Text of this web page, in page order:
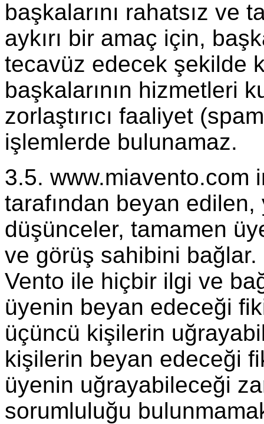
başkalarını rahatsız ve
aykırı bir amaç için,
tecavüz edecek şekilde
başkalarının hizmetleri
zorlaştırıcı faaliyet
işlemlerde bulunamaz.
3.5. www.miavento.com
tarafından beyan edilen,
düşünceler, tamamen
ve görüş sahibini
Vento ile hiçbir ilgi ve
üyenin beyan edeceği
üçüncü kişilerin
kişilerin beyan edeceği
üyenin uğrayabileceği
sorumluluğu